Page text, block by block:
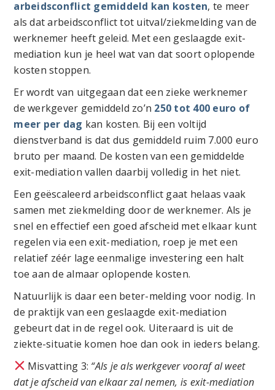
arbeidsconflict gemiddeld kan kosten, te meer
als dat arbeidsconflict tot uitval/ziekmelding van de
werknemer heeft geleid. Met een geslaagde exit-
mediation kun je heel wat van dat soort oplopende
kosten stoppen.
Er wordt van uitgegaan dat een zieke werknemer
de werkgever gemiddeld zo’n 250 tot 400 euro of
meer per dag kan kosten. Bij een voltijd
dienstverband is dat dus gemiddeld ruim 7.000 euro
bruto per maand. De kosten van een gemiddelde
exit-mediation vallen daarbij volledig in het niet.
Een geëscaleerd arbeidsconflict gaat helaas vaak
samen met ziekmelding door de werknemer. Als je
snel en effectief een goed afscheid met elkaar kunt
regelen via een exit-mediation, roep je met een
relatief zéér lage eenmalige investering een halt
toe aan de almaar oplopende kosten.
Natuurlijk is daar een beter-melding voor nodig. In
de praktijk van een geslaagde exit-mediation
gebeurt dat in de regel ook. Uiteraard is uit de
ziekte-situatie komen hoe dan ook in ieders belang.
Misvatting 3: “Als je als werkgever vooraf al weet
dat je afscheid van elkaar zal nemen, is exit-mediation